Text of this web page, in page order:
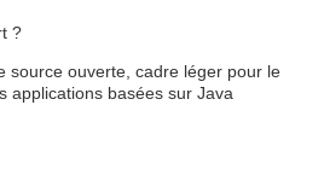
?
source ouverte, cadre léger pour le
applications basées sur Java